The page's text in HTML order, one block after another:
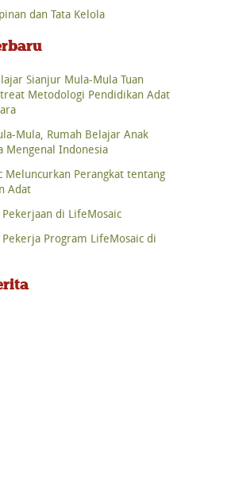
dan Tata Kelola
Sianjur Mula-Mula Tuan
Metodologi Pendidikan Adat
Mula, Rumah Belajar Anak
Mengenal Indonesia
Meluncurkan Perangkat tentang
Adat
Pekerjaan di LifeMosaic
Pekerja Program LifeMosaic di